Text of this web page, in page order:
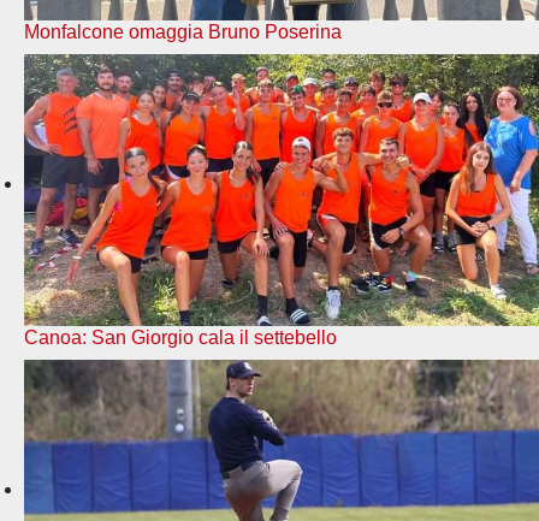
Monfalcone omaggia Bruno Poserina
Canoa: San Giorgio cala il settebello